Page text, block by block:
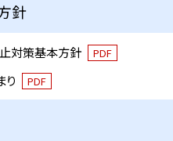
針
対策基本方針 PDF
り PDF